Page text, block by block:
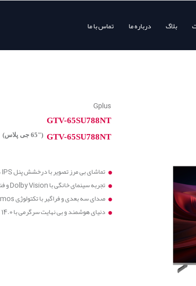
بلاگ درباره ما تماس با ما
Gplus
GTV-65SU788NT
GTV-65SU788NT ("65 جی پلاس)
تماشای بی مرز تصویر با درخشش پنل IPS در ابعاد 65 اینچ
تجربه سینمای خانگی با Dolby Vision و فناوری روان سازی تصویر (MEMC)
صدای سه بعدی و فراگیر با تکتولوژِی Dolby Atmos
دنیای هوشمند و بی نهایت سرگرمی با Android 14.0